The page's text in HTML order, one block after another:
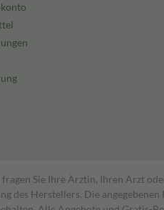
Sie Ihre Ärztin, Ihren Arzt
Herstellers. Die